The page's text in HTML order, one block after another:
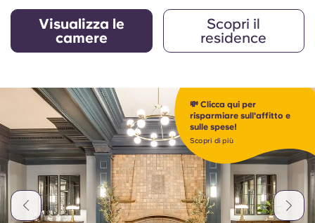
Visualizza le
camere
Scopri il
residence
💸 Clicca qui per
risparmiare sull'affitto e
sulle spese!
Scopri di più